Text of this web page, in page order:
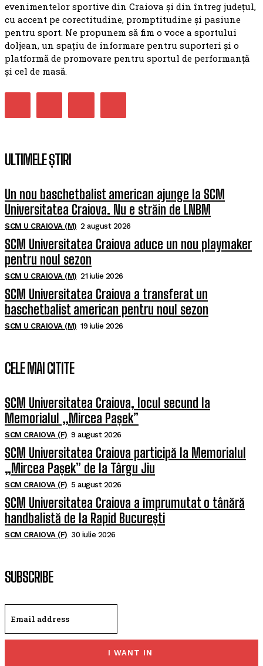
evenimentelor sportive din Craiova și din întreg județul,
cu accent pe corectitudine, promptitudine și pasiune
pentru sport. Ne propunem să fim o voce a sportului
doljean, un spațiu de informare pentru suporteri și o
platformă de promovare pentru sportul de performanță
și cel de masă.
ULTIMELE ȘTIRI
Un nou baschetbalist american ajunge la SCM
Universitatea Craiova. Nu e străin de LNBM
SCM U CRAIOVA (M) 2 august 2026
SCM Universitatea Craiova aduce un nou playmaker
pentru noul sezon
SCM U CRAIOVA (M) 21 iulie 2026
SCM Universitatea Craiova a transferat un
baschetbalist american pentru noul sezon
SCM U CRAIOVA (M) 19 iulie 2026
CELE MAI CITITE
SCM Universitatea Craiova, locul secund la
Memorialul „Mircea Pașek”
SCM CRAIOVA (F) 9 august 2026
SCM Universitatea Craiova participă la Memorialul
„Mircea Pașek” de la Târgu Jiu
SCM CRAIOVA (F) 5 august 2026
SCM Universitatea Craiova a împrumutat o tânără
handbalistă de la Rapid București
SCM CRAIOVA (F) 30 iulie 2026
SUBSCRIBE
I WANT IN